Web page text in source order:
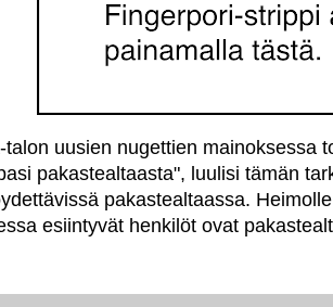
talon uusien nugettien mainoksessa
pakastealtaasta", luulisi tämän
pakastealtaassa.
esiintyvät henkilöt ovat